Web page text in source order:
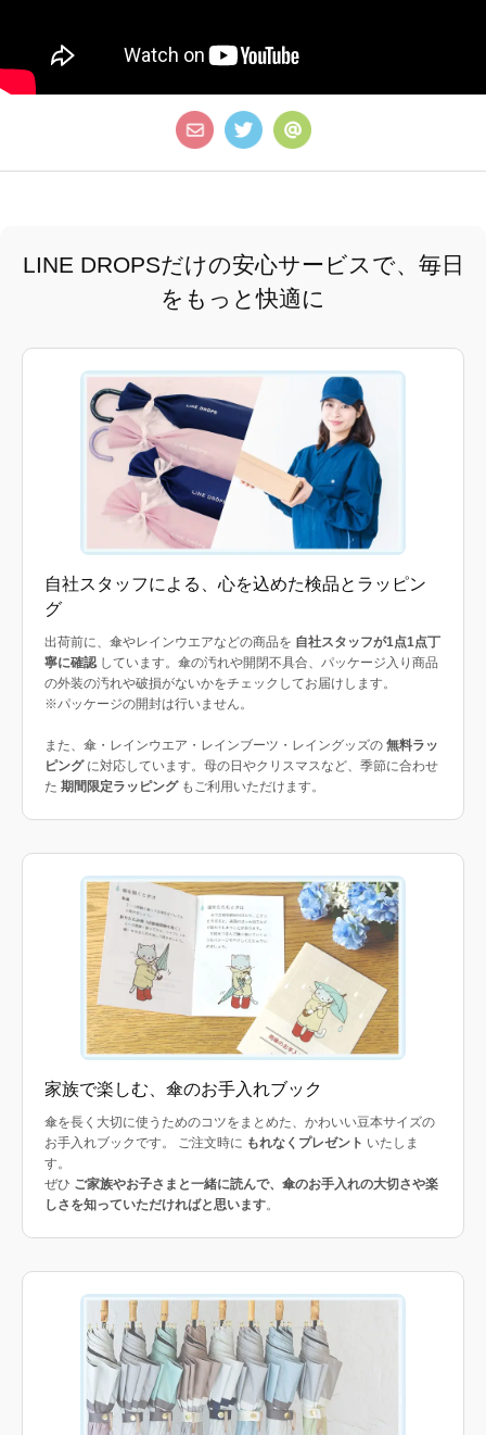
LINE DROPSだけの安心サービスで、毎日
をもっと快適に
自社スタッフによる、心を込めた検品とラッピン
グ
出荷前に、傘やレインウエアなどの商品を 自社スタッフが1点1点丁
寧に確認 しています。傘の汚れや開閉不具合、パッケージ入り商品
の外装の汚れや破損がないかをチェックしてお届けします。
※パッケージの開封は行いません。
また、傘・レインウエア・レインブーツ・レイングッズの 無料ラッ
ピングに対応しています。母の日やクリスマスなど、季節に合わせ
た 期間限定ラッピングもご利用いただけます。
家族で楽しむ、傘のお手入れブック
傘を長く大切に使うためのコツをまとめた、かわいい豆本サイズの
お手入れブックです。 ご注文時に もれなくプレゼント いたしま
す。
ぜひ ご家族やお子さまと一緒に読んで、傘のお手入れの大切さや楽
しさを知っていただければと思います。